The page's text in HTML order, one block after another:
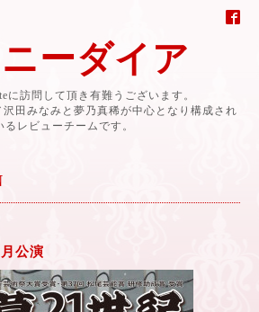
ーダイア
に訪問して頂き有難うございます。
田みなみと夢乃真稀が中心となり構成され
るレビューチームです。
公演